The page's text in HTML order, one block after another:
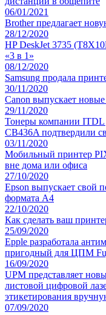
06/01/2021
Brother предлагает
28/12/2020
HP DeskJet 3735
«3 в 1»
08/12/2020
Samsung продала
30/11/2020
Canon выпускает
29/11/2020
Тонеры компании ITDL
CB436A подтвердили
03/11/2020
Мобильный принтер
вне дома или офиса
27/10/2020
Epson выпускает свой
формата А4
22/10/2020
Как сделать ваш
25/09/2020
Epple разработала
пригодный для ЦПМ
16/09/2020
UPM представляет
листовой цифровой
этикетирования
07/09/2020